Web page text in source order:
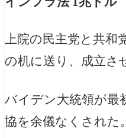
上院の民主党と共
の机に送り、成立さ
バイデン大統領が最
協を余儀なくされた。